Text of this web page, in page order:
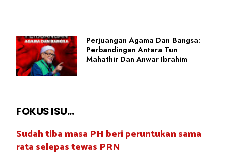
Perjuangan Agama Dan Bangsa:
Perbandingan Antara Tun
Mahathir Dan Anwar Ibrahim
FOKUS ISU...
Sudah tiba masa PH beri peruntukan sama
rata selepas tewas PRN